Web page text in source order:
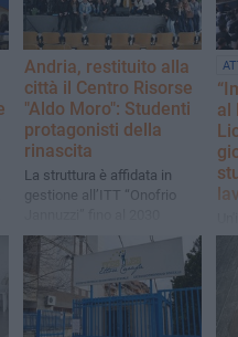
Andria, restituito alla
città il Centro Risorse
"Aldo Moro": Studenti
protagonisti della
rinascita
La struttura è affidata in
gestione all’ITT “Onofrio
attraverso apposita
convenzione con il Comune
al
al